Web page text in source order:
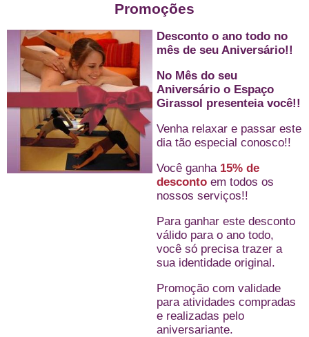
Promoções
Desconto o ano todo no
mês de seu Aniversário!!
No Mês do seu
Aniversário o Espaço
Girassol presenteia você!!
Venha relaxar e passar este
dia tão especial conosco!!
Você ganha 15% de
descontoem todos os
nossos serviços!!
Para ganhar este desconto
válido para o ano todo,
você só precisa trazer a
sua identidade original.
Promoção com validade
para atividades compradas
e realizadas pelo
aniversariante.